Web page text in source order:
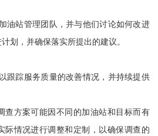
油站管理团队，并与他们讨论如何改进
划，并确保落实所提出的建议。
跟踪服务质量的改善情况，并持续提供
查方案可能因不同的加油站和目标而有
际情况进行调整和定制，以确保调查的